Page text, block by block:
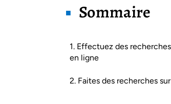
Sommaire
1. Effectuez des
en ligne
2. Faites des recherches